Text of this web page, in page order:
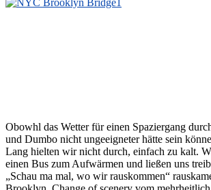
Obowhl das Wetter für einen Spaziergang
und Dumbo nicht ungeeigneter hätte sein
Lang hielten wir nicht durch, einfach zu kalt.
einen Bus zum Aufwärmen und ließen uns
„Schau ma mal, wo wir rauskommen“